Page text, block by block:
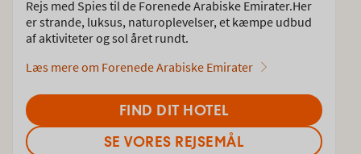
Rejs med Spies til de Forenede Arabiske Emirater.Her
er strande, luksus, naturoplevelser, et kæmpe udbud
af aktiviteter og sol året rundt.
Læs mere om Forenede Arabiske Emirater
FIND DIT HOTEL
SE VORES REJSEMÅL